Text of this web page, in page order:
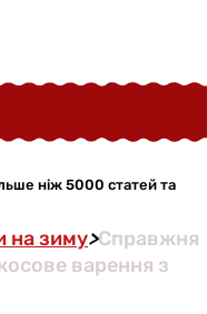
ніж 5000 статей та
на зиму>Справжня
варення з